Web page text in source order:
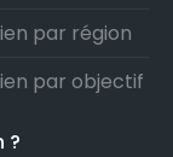
par région
par objectif
?